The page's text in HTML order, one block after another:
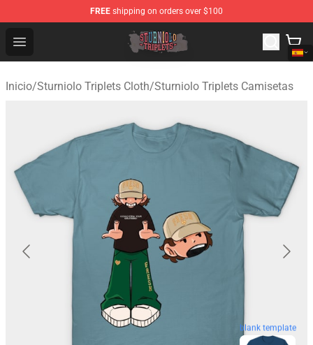
FREE shipping on orders over $100
Open menu
Sturniolo Triplets Shop - Official Sturniolo Triplets
Inicio/Sturniolo Triplets Cloth/Sturniolo Triplets Camisetas
blank template